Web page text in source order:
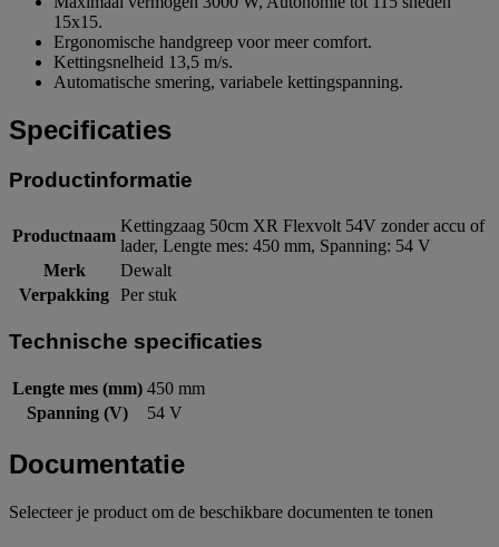
15x15.
Ergonomische handgreep voor meer comfort.
Kettingsnelheid 13,5 m/s.
Automatische smering, variabele kettingspanning.
Specificaties
Productinformatie
Productnaam
Kettingzaag 50cm XR Flexvolt 54V zonder accu of
lader, Lengte mes: 450 mm, Spanning: 54 V
Merk
Dewalt
Verpakking Per stuk
Technische specificaties
Lengte mes (mm) 450 mm
Spanning (V)
54 V
Documentatie
Selecteer je product om de beschikbare documenten te tonen